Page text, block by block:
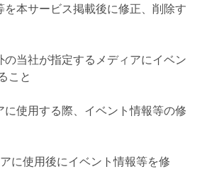
本サービス掲載後に修正、削除す
当社が指定するメディアにイベン
こと
使用する際、イベント情報等の修
に使用後にイベント情報等を修